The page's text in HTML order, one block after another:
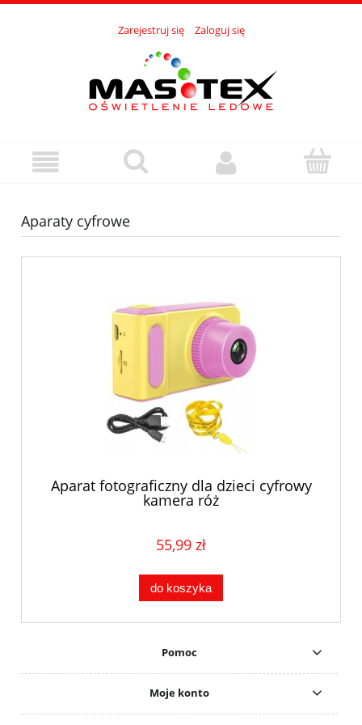
Zarejestruj się Zaloguj się
Aparaty cyfrowe
Aparat fotograficzny dla dzieci cyfrowy
kamera róż
55,99 zł
do koszyka
Pomoc
Moje konto